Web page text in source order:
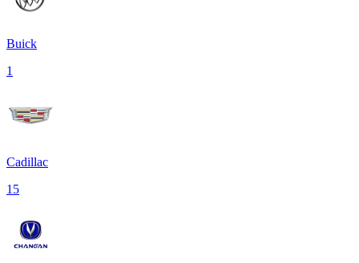
Buick
1
Cadillac
15